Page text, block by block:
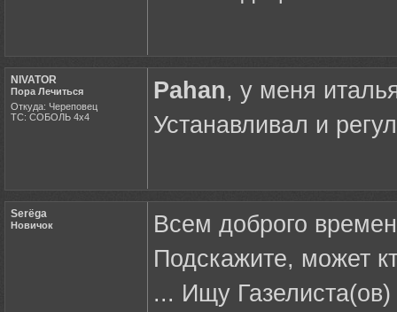
NIVATOR
Пора Лечиться
Откуда: Череповец
ТС: СОБОЛЬ 4х4
Pahan, у меня
Устанавливал и
Serёga
Новичок
Всем доброго
Подскажите, может
... Ищу Газелиста(ов)